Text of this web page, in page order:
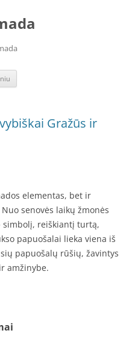
Gražūs ir
elementas, bet ir
senovės laikų žmonės
simbolį, reiškiantį turtą,
papuošalai lieka viena iš
papuošalų rūšių, žavintys
amžinybe.